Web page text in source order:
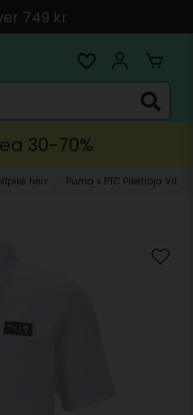
& PostNord
Pay, Kort & Faktura
30-70%
herr Puma x PTC Pikétröja Vit